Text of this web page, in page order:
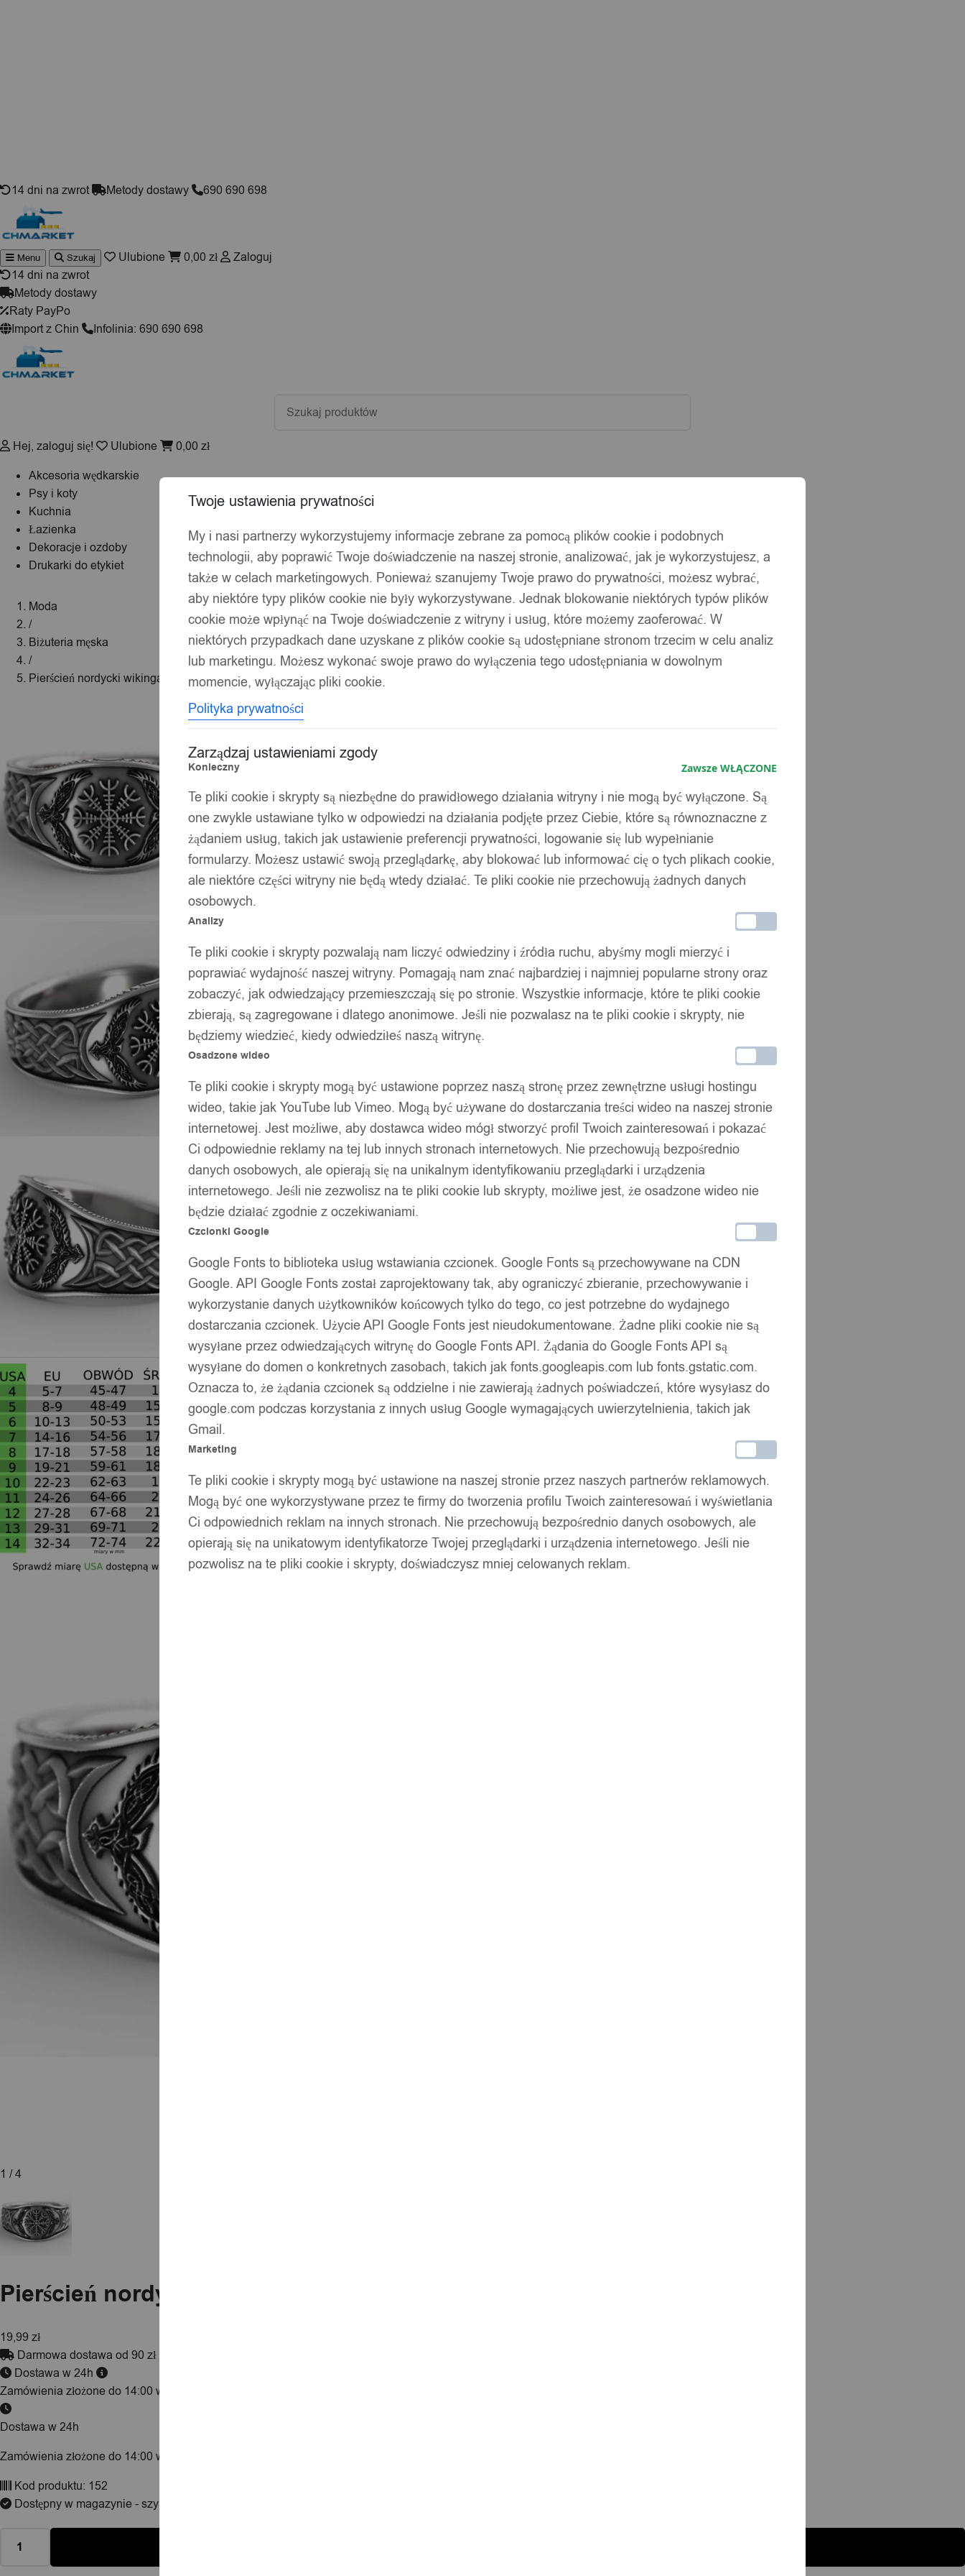
14 dni na zwrot Metody dostawy 690 690 698
Menu Szukaj Ulubione 0,00 zł
Zaloguj
14 dni na zwrot
Metody dostawy
Raty PayPo
Import z Chin
Infolinia: 690 690 698
Wyszukiwarka
produktów
Hej, zaloguj się! Ulubione 0,00 zł
Akcesoria wędkarskie
Psy i koty
Kuchnia
Łazienka
Dekoracje i ozdoby
Drukarki do etykiet
Moda
/
Biżuteria męska
/
Pierścień nordycki wikinga aegishjalmur amulet 152
1 / 4
Pierścień nordycki wikinga aegishjalmur amulet 152
19,99zł
Darmowa dostawa od 90 zł
Dostawa w 24h
Zamówienia złożone do 14:00 wysyłamy tego samego dnia.
Dostawa w 24h
Zamówienia złożone do 14:00 wysyłamy tego samego dnia.
Kod produktu: 152
Dostępny w magazynie - szybka dostawa
Twoje ustawienia prywatności
My i nasi partnerzy wykorzystujemy informacje zebrane za pomocą plików cookie i podobnych
technologii, aby poprawić Twoje doświadczenie na naszej stronie, analizować, jak je wykorzystujesz, a
także w celach marketingowych. Ponieważ szanujemy Twoje prawo do prywatności, możesz wybrać,
aby niektóre typy plików cookie nie były wykorzystywane. Jednak blokowanie niektórych typów plików
cookie może wpłynąć na Twoje doświadczenie z witryny i usług, które możemy zaoferować. W
niektórych przypadkach dane uzyskane z plików cookie są udostępniane stronom trzecim w celu analiz
lub marketingu. Możesz wykonać swoje prawo do wyłączenia tego udostępniania w dowolnym
momencie, wyłączając pliki cookie.
Polityka prywatności
Zarządzaj ustawieniami zgody
Konieczny Zawsze WŁĄCZONE
Te pliki cookie i skrypty są niezbędne do prawidłowego działania witryny i nie mogą być wyłączone. Są
one zwykle ustawiane tylko w odpowiedzi na działania podjęte przez Ciebie, które są równoznaczne z
żądaniem usług, takich jak ustawienie preferencji prywatności, logowanie się lub wypełnianie
formularzy. Możesz ustawić swoją przeglądarkę, aby blokować lub informować cię o tych plikach cookie,
ale niektóre części witryny nie będą wtedy działać. Te pliki cookie nie przechowują żadnych danych
osobowych.
Analizy
Te pliki cookie i skrypty pozwalają nam liczyć odwiedziny i źródła ruchu, abyśmy mogli mierzyć i
poprawiać wydajność naszej witryny. Pomagają nam znać najbardziej i najmniej popularne strony oraz
zobaczyć, jak odwiedzający przemieszczają się po stronie. Wszystkie informacje, które te pliki cookie
zbierają, są zagregowane i dlatego anonimowe. Jeśli nie pozwalasz na te pliki cookie i skrypty, nie
będziemy wiedzieć, kiedy odwiedziłeś naszą witrynę.
Osadzone wideo
Te pliki cookie i skrypty mogą być ustawione poprzez naszą stronę przez zewnętrzne usługi hostingu
wideo, takie jak YouTube lub Vimeo. Mogą być używane do dostarczania treści wideo na naszej stronie
internetowej. Jest możliwe, aby dostawca wideo mógł stworzyć profil Twoich zainteresowań i pokazać
Ci odpowiednie reklamy na tej lub innych stronach internetowych. Nie przechowują bezpośrednio
danych osobowych, ale opierają się na unikalnym identyfikowaniu przeglądarki i urządzenia
internetowego. Jeśli nie zezwolisz na te pliki cookie lub skrypty, możliwe jest, że osadzone wideo nie
będzie działać zgodnie z oczekiwaniami.
Czcionki Google
Google Fonts to biblioteka usług wstawiania czcionek. Google Fonts są przechowywane na CDN
Google. API Google Fonts został zaprojektowany tak, aby ograniczyć zbieranie, przechowywanie i
wykorzystanie danych użytkowników końcowych tylko do tego, co jest potrzebne do wydajnego
dostarczania czcionek. Użycie API Google Fonts jest nieudokumentowane. Żadne pliki cookie nie są
wysyłane przez odwiedzających witrynę do Google Fonts API. Żądania do Google Fonts API są
wysyłane do domen o konkretnych zasobach, takich jak fonts.googleapis.com lub fonts.gstatic.com.
Oznacza to, że żądania czcionek są oddzielne i nie zawierają żadnych poświadczeń, które wysyłasz do
google.com podczas korzystania z innych usług Google wymagających uwierzytelnienia, takich jak
Gmail.
Marketing
Te pliki cookie i skrypty mogą być ustawione na naszej stronie przez naszych partnerów reklamowych.
Mogą być one wykorzystywane przez te firmy do tworzenia profilu Twoich zainteresowań i wyświetlania
Ci odpowiednich reklam na innych stronach. Nie przechowują bezpośrednio danych osobowych, ale
opierają się na unikatowym identyfikatorze Twojej przeglądarki i urządzenia internetowego. Jeśli nie
pozwolisz na te pliki cookie i skrypty, doświadczysz mniej celowanych reklam.